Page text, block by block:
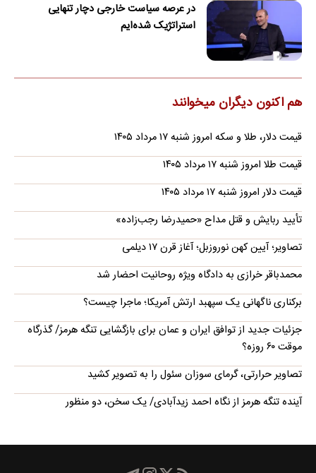
در عرصه سیاست خارجی دچار تنهایی
استراتژیک شده‌ایم
هم اکنون دیگران میخوانند
قیمت دلار، طلا و سکه امروز شنبه ۱۷ مرداد ۱۴۰۵
قیمت طلا امروز شنبه ۱۷ مرداد ۱۴۰۵
قیمت دلار امروز شنبه ۱۷ مرداد ۱۴۰۵
تأیید ربایش و قتل مداح «حمیدرضا رجب‌زاده»
تصاویر؛ آیین کهن نوروزبل؛ آغاز قرن ۱۷ دیلمی
محمدباقر خرازی به دادگاه ویژه روحانیت احضار شد
برکناری ناگهانی یک سپهبد ارتش آمریکا؛ ماجرا چیست؟
جزئیات جدید از توافق ایران و عمان برای بازگشایی تنگه هرمز/ گذرگاه
موقت ۶۰ روزه؟
تصاویر حرارتی، گرمای سوزان سئول را به تصویر کشید
آینده تنگه هرمز از نگاه احمد زیدآبادی/ یک سخن، دو منظور